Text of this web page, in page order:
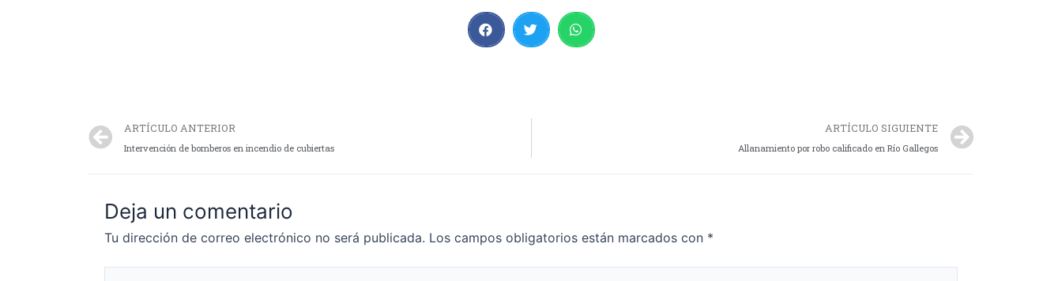
ARTÍCULO ANTERIOR
Intervención de bomberos en incendio de cubiertas
ARTÍCULO SIGUIENTE
Allanamiento por robo calificado en Río Gallegos
Deja un comentario
Tu dirección de correo electrónico no será publicada. Los campos obligatorios están marcados con *